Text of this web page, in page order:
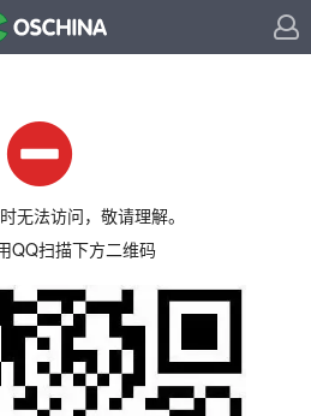
无法访问，敬请理解。
QQ扫描下方二维码